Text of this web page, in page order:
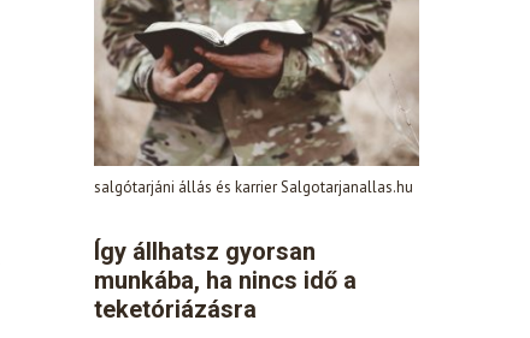
salgótarjáni állás és karrier Salgotarjanallas.hu
Így állhatsz gyorsan
munkába, ha nincs idő a
teketóriázásra